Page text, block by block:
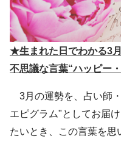
★生まれた日でわかる3
不思議な言葉“ハッピー
3月の運勢を、占い師
エピグラム"としてお届
たいとき、この言葉を思